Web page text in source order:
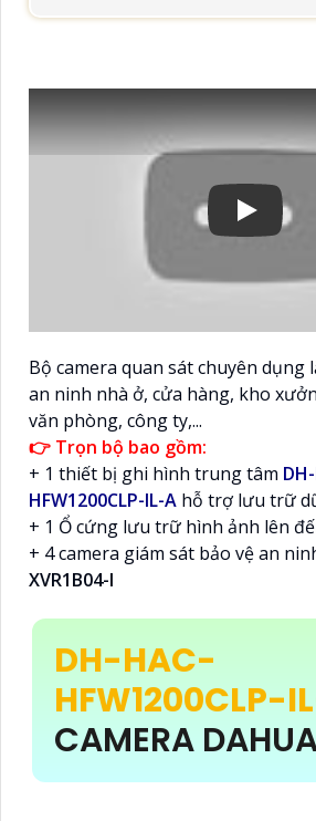
Bộ camera quan sát chuyên dụng
an ninh nhà ở, cửa hàng, kho
văn phòng, công ty,...
👉 Trọn bộ bao gồm:
+ 1 thiết bị ghi hình trung tâm
HFW1200CLP-IL-A hỗ trợ lưu trữ
+ 1 Ổ cứng lưu trữ hình ảnh lên
+ 4 camera giám sát bảo vệ an
XVR1B04-I
DH-HAC-
HFW1200CLP-
CAMERA